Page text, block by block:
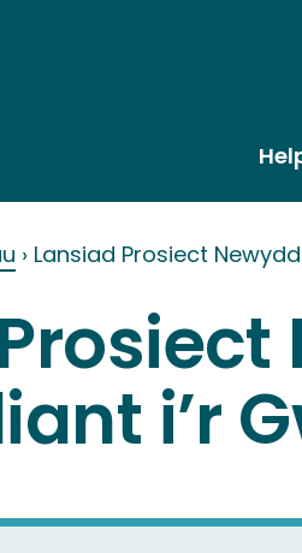
› Lansiad Prosiect
i’r